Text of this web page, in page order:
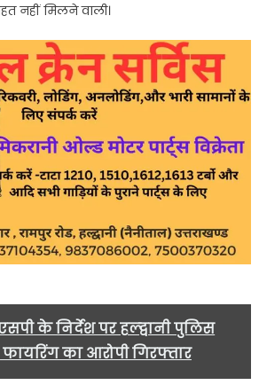
नहीं मिलने वाली।
के निर्देश पर हल्द्वानी पुलिस
का आरोपी गिरफ्तार